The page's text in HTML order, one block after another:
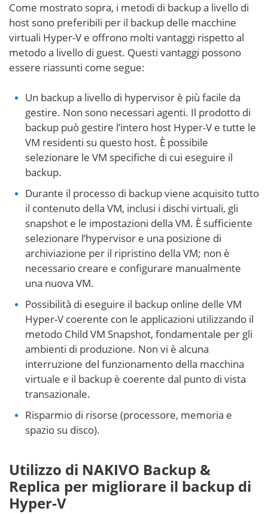
Come mostrato sopra, i metodi di backup a livello di
host sono preferibili per il backup delle macchine
virtuali Hyper-V e offrono molti vantaggi rispetto al
metodo a livello di guest. Questi vantaggi possono
essere riassunti come segue:
Un backup a livello di hypervisor è più facile da
gestire. Non sono necessari agenti. Il prodotto di
backup può gestire l’intero host Hyper-V e tutte le
VM residenti su questo host. È possibile
selezionare le VM specifiche di cui eseguire il
backup.
Durante il processo di backup viene acquisito tutto
il contenuto della VM, inclusi i dischi virtuali, gli
snapshot e le impostazioni della VM. È sufficiente
selezionare l’hypervisor e una posizione di
archiviazione per il ripristino della VM; non è
necessario creare e configurare manualmente
una nuova VM.
Possibilità di eseguire il backup online delle VM
Hyper-V coerente con le applicazioni utilizzando il
metodo Child VM Snapshot, fondamentale per gli
ambienti di produzione. Non vi è alcuna
interruzione del funzionamento della macchina
virtuale e il backup è coerente dal punto di vista
transazionale.
Risparmio di risorse (processore, memoria e
spazio su disco).
Utilizzo di NAKIVO Backup &
Replica per migliorare il backup di
Hyper-V